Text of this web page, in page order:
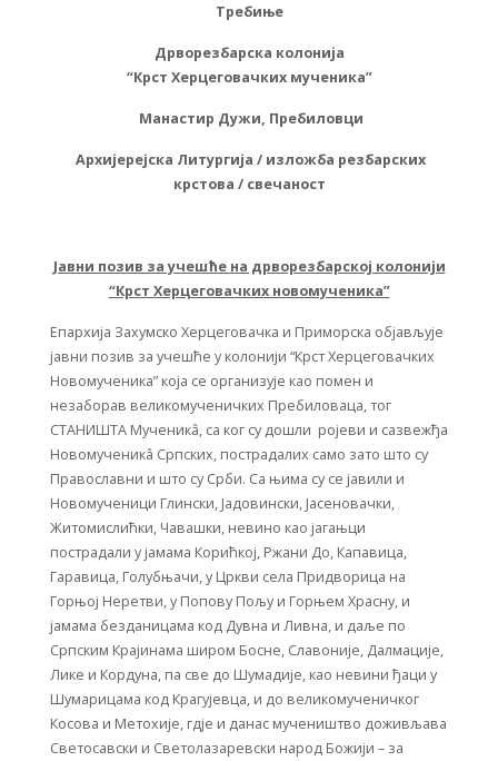
Требиње
Дрворезбарска колонија
“Крст Херцеговачких мученика”
Манастир Дужи, Пребиловци
Архијерејска Литургија / изложба резбарских
крстова / свечаност
Јавни позив за учешће на дрворезбарској колонији
“Крст Херцеговачких новомученика”
Епархија Захумско Херцеговачка и Приморска објављује
јавни позив за учешће у колонији “Крст Херцеговачких
Новомученика” која се организује као помен и
незаборав великомученичких Пребиловаца, тог
СТАНИШТА Мученикâ, са ког су дошли ројеви и сазвежђа
Новомученикâ Српских, пострадалих само зато што су
Православни и што су Срби. Са њима су се јавили и
Новомученици Глински, Јадовински, Јасеновачки,
Житомислићки, Чавашки, невино као јагањци
пострадали у јамама Корићкој, Ржани До, Капавица,
Гаравица, Голубњачи, у Цркви села Придворица на
Горњој Неретви, у Попову Пољу и Горњем Храсну, и
јамама безданицама код Дувна и Ливна, и даље по
Српским Крајинама широм Босне, Славоније, Далмације,
Лике и Кордуна, па све до Шумадије, као невини ђаци у
Шумарицама код Крагујевца, и до великомученичког
Косова и Метохије, гдје и данас мучеништво доживљава
Светосавски и Светолазаревски народ Божији – за